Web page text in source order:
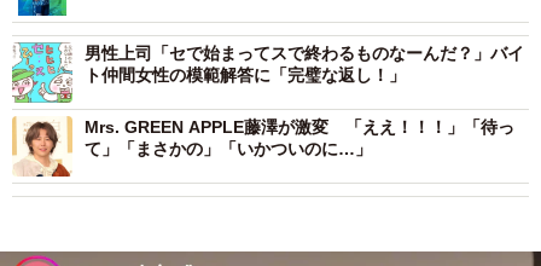
男性上司「セで始まってスで終わるものなーんだ？」バイ
ト仲間女性の模範解答に「完璧な返し！」
Mrs. GREEN APPLE藤澤が激変 「ええ！！！」「待っ
て」「まさかの」「いかついのに…」